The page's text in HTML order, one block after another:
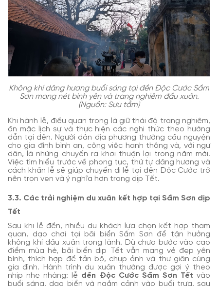
Không khí dâng hương buổi sáng tại đền Độc Cước Sầm
Sơn mang nét bình yên và trang nghiêm đầu xuân.
(Nguồn: Sưu tầm)
Khi hành lễ, điều quan trọng là giữ thái độ trang nghiêm,
ăn mặc lịch sự và thực hiện các nghi thức theo hướng
dẫn tại đền. Người dân địa phương thường cầu nguyện
cho gia đình bình an, công việc hanh thông và, với ngư
dân, là những chuyến ra khơi thuận lợi trong năm mới.
Việc tìm hiểu trước về phong tục, thứ tự dâng hương và
cách khấn lễ sẽ giúp chuyến đi lễ tại đền Độc Cước trở
nên trọn vẹn và ý nghĩa hơn trong dịp Tết.
3.3. Các trải nghiệm du xuân kết hợp tại Sầm Sơn dịp
Tết
Sau khi lễ đền, nhiều du khách lựa chọn kết hợp tham
quan, dạo chơi tại bãi biển Sầm Sơn để tận hưởng
không khí đầu xuân trong lành. Dù chưa bước vào cao
điểm mùa hè, bãi biển dịp Tết vẫn mang vẻ đẹp yên
bình, thích hợp để tản bộ, chụp ảnh và thư giãn cùng
gia đình. Hành trình du xuân thường được gợi ý theo
nhịp nhẹ nhàng: lễ đền Độc Cước Sầm Sơn Tết vào
buổi sáng, dạo biển và ngắm cảnh vào buổi trưa, sau